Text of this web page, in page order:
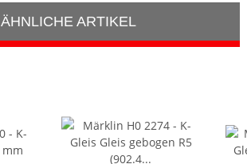
ÄHNLICHE ARTIKEL